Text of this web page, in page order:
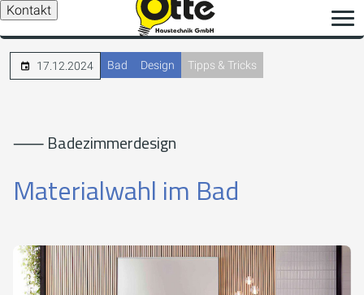
Kontakt
17.12.2024 Bad Design Tipps & Tricks
⸺ Badezimmerdesign
Materialwahl im Bad